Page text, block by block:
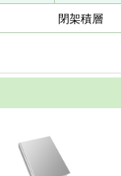
閉架積層